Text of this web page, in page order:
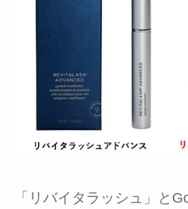
「リバイタラッシュ」と